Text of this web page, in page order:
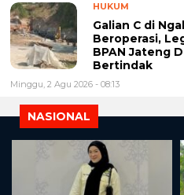
HUKUM
Galian C di
Beroperasi,
BPAN Jateng
Bertindak
Minggu, 2 Agu 2026 - 08:13
NASIONAL